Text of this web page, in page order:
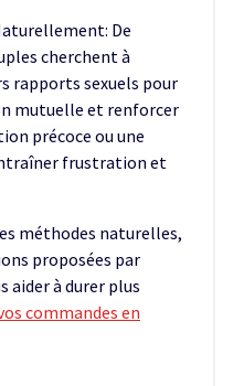
De
cherchent à
rapports sexuels pour
mutuelle et renforcer
précoce ou une
frustration et
méthodes naturelles,
proposées par
aider à durer plus
commandes en